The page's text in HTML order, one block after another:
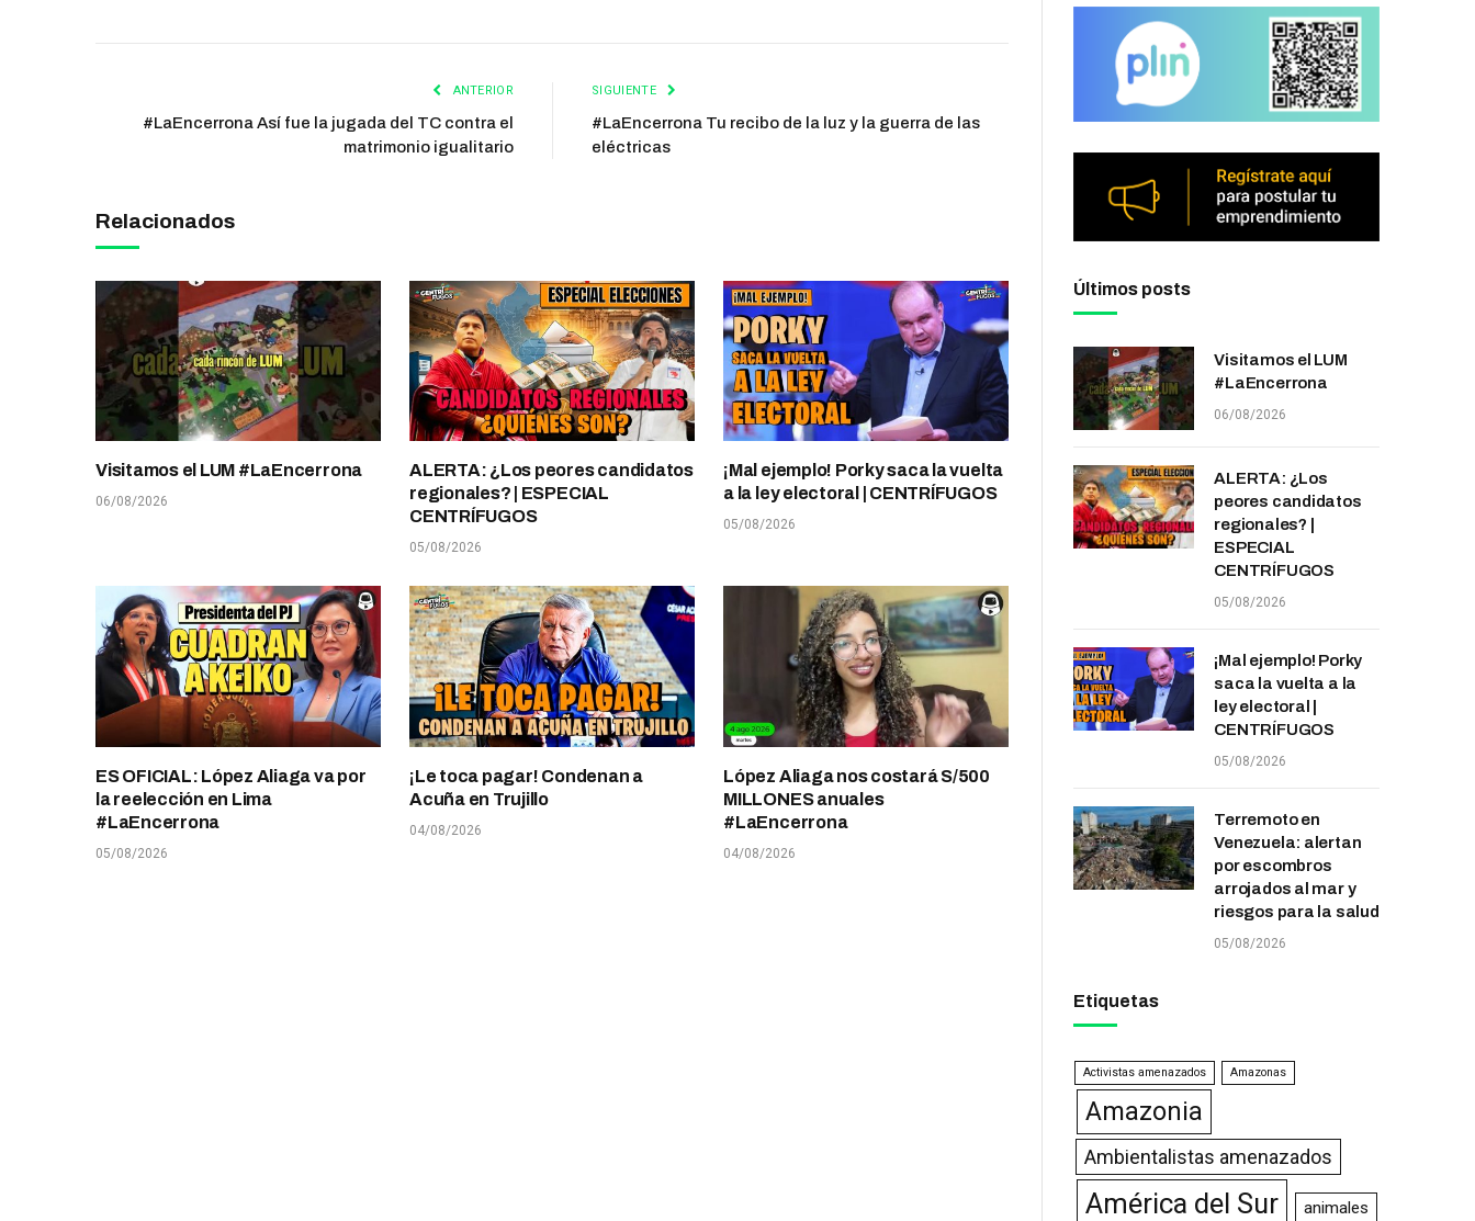
ANTERIOR
#LaEncerrona Así fue la jugada del TC contra el
matrimonio igualitario
SIGUIENTE
#LaEncerrona Tu recibo de la luz y la guerra de las
eléctricas
Relacionados
Visitamos el LUM #LaEncerrona
06/08/2026
ALERTA: ¿Los peores candidatos
regionales? | ESPECIAL
CENTRÍFUGOS
05/08/2026
¡Mal ejemplo! Porky saca la vuelta
a la ley electoral | CENTRÍFUGOS
05/08/2026
ES OFICIAL: López Aliaga va por
la reelección en Lima
#LaEncerrona
05/08/2026
¡Le toca pagar! Condenan a
Acuña en Trujillo
04/08/2026
López Aliaga nos costará S/500
MILLONES anuales
#LaEncerrona
04/08/2026
Últimos posts
Visitamos el LUM
#LaEncerrona
06/08/2026
ALERTA: ¿Los
peores candidatos
regionales? |
ESPECIAL
CENTRÍFUGOS
05/08/2026
¡Mal ejemplo! Porky
saca la vuelta a la
ley electoral |
CENTRÍFUGOS
05/08/2026
Terremoto en
Venezuela: alertan
por escombros
arrojados al mar y
riesgos para la salud
05/08/2026
Etiquetas
Activistas amenazados Amazonas
Amazonia
Ambientalistas amenazados
América del Sur animales